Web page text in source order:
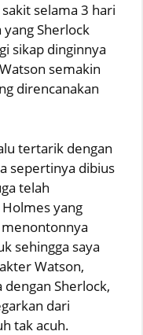
selama 3 hari
Sherlock
sikap dinginnya
semakin
direncanakan
tertarik dengan
sepertinya dibius
telah
yang
menontonnya
sehingga saya
Watson,
Sherlock,
dari
tak acuh.